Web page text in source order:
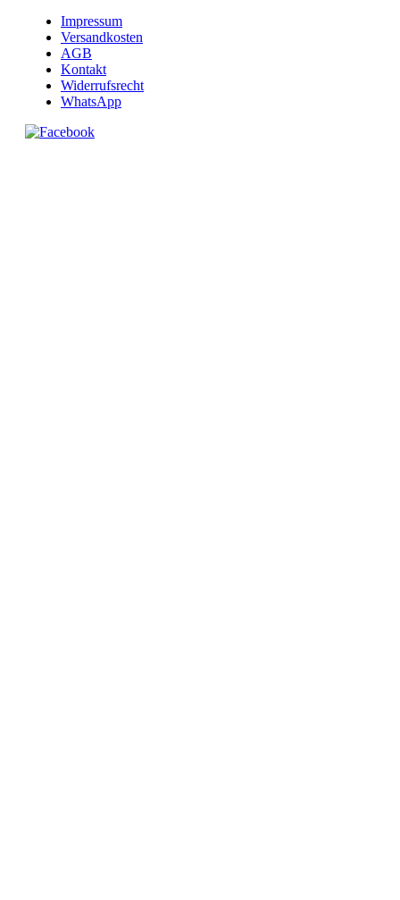
Impressum
Versandkosten
AGB
Kontakt
Widerrufsrecht
WhatsApp